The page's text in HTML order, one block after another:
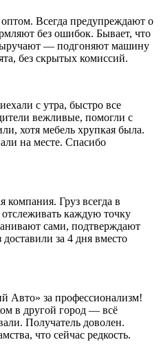
Всегда предупреждают о
без ошибок. Бывает, что
— подгоняют машину
без скрытых комиссий.
с утра, быстро все
вежливые, помогли с
хотя мебель хрупкая была.
на месте. Спасибо
компания. Груз всегда в
каждую точку
сами, подтверждают
за 4 дня вместо
Авто» за профессионализм!
в другой город — всё
Получатель доволен.
что сейчас редкость.